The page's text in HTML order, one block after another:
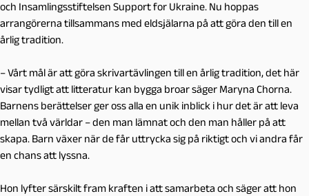
och Insamlingsstiftelsen Support for Ukraine. Nu hoppas
arrangörerna tillsammans med eldsjälarna på att göra den till en
årlig tradition.
– Vårt mål är att göra skrivartävlingen till en årlig tradition, det här
visar tydligt att litteratur kan bygga broar säger Maryna Chorna.
Barnens berättelser ger oss alla en unik inblick i hur det är att leva
mellan två världar – den man lämnat och den man håller på att
skapa. Barn växer när de får uttrycka sig på riktigt och vi andra får
en chans att lyssna.
Hon lyfter särskilt fram kraften i att samarbeta och säger att hon